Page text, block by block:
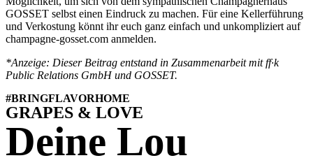
GOSSET selbst einen Eindruck zu machen. Für eine Kellerführung
und Verkostung könnt ihr euch ganz einfach und unkompliziert auf
champagne-gosset.com anmelden.
*Anzeige: Dieser Beitrag entstand in Zusammenarbeit mit ff·k
Public Relations GmbH und GOSSET.
#BRINGFLAVORHOME
GRAPES & LOVE
Deine Lou